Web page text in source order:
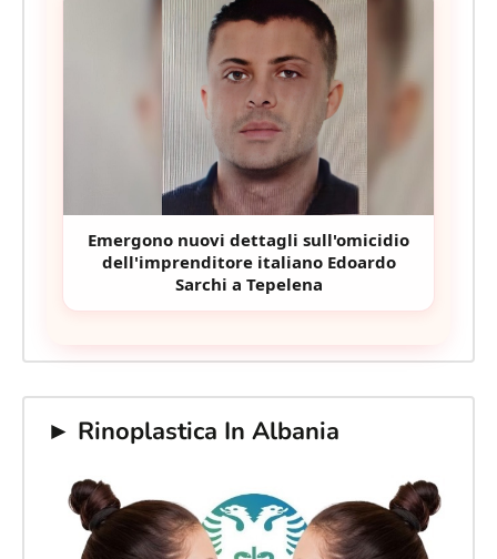
Emergono nuovi dettagli sull'omicidio
dell'imprenditore italiano Edoardo
Sarchi a Tepelena
► Rinoplastica In Albania